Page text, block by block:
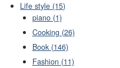
Life style (15)
piano (1)
Cooking (26)
Book (146)
Fashion (11)